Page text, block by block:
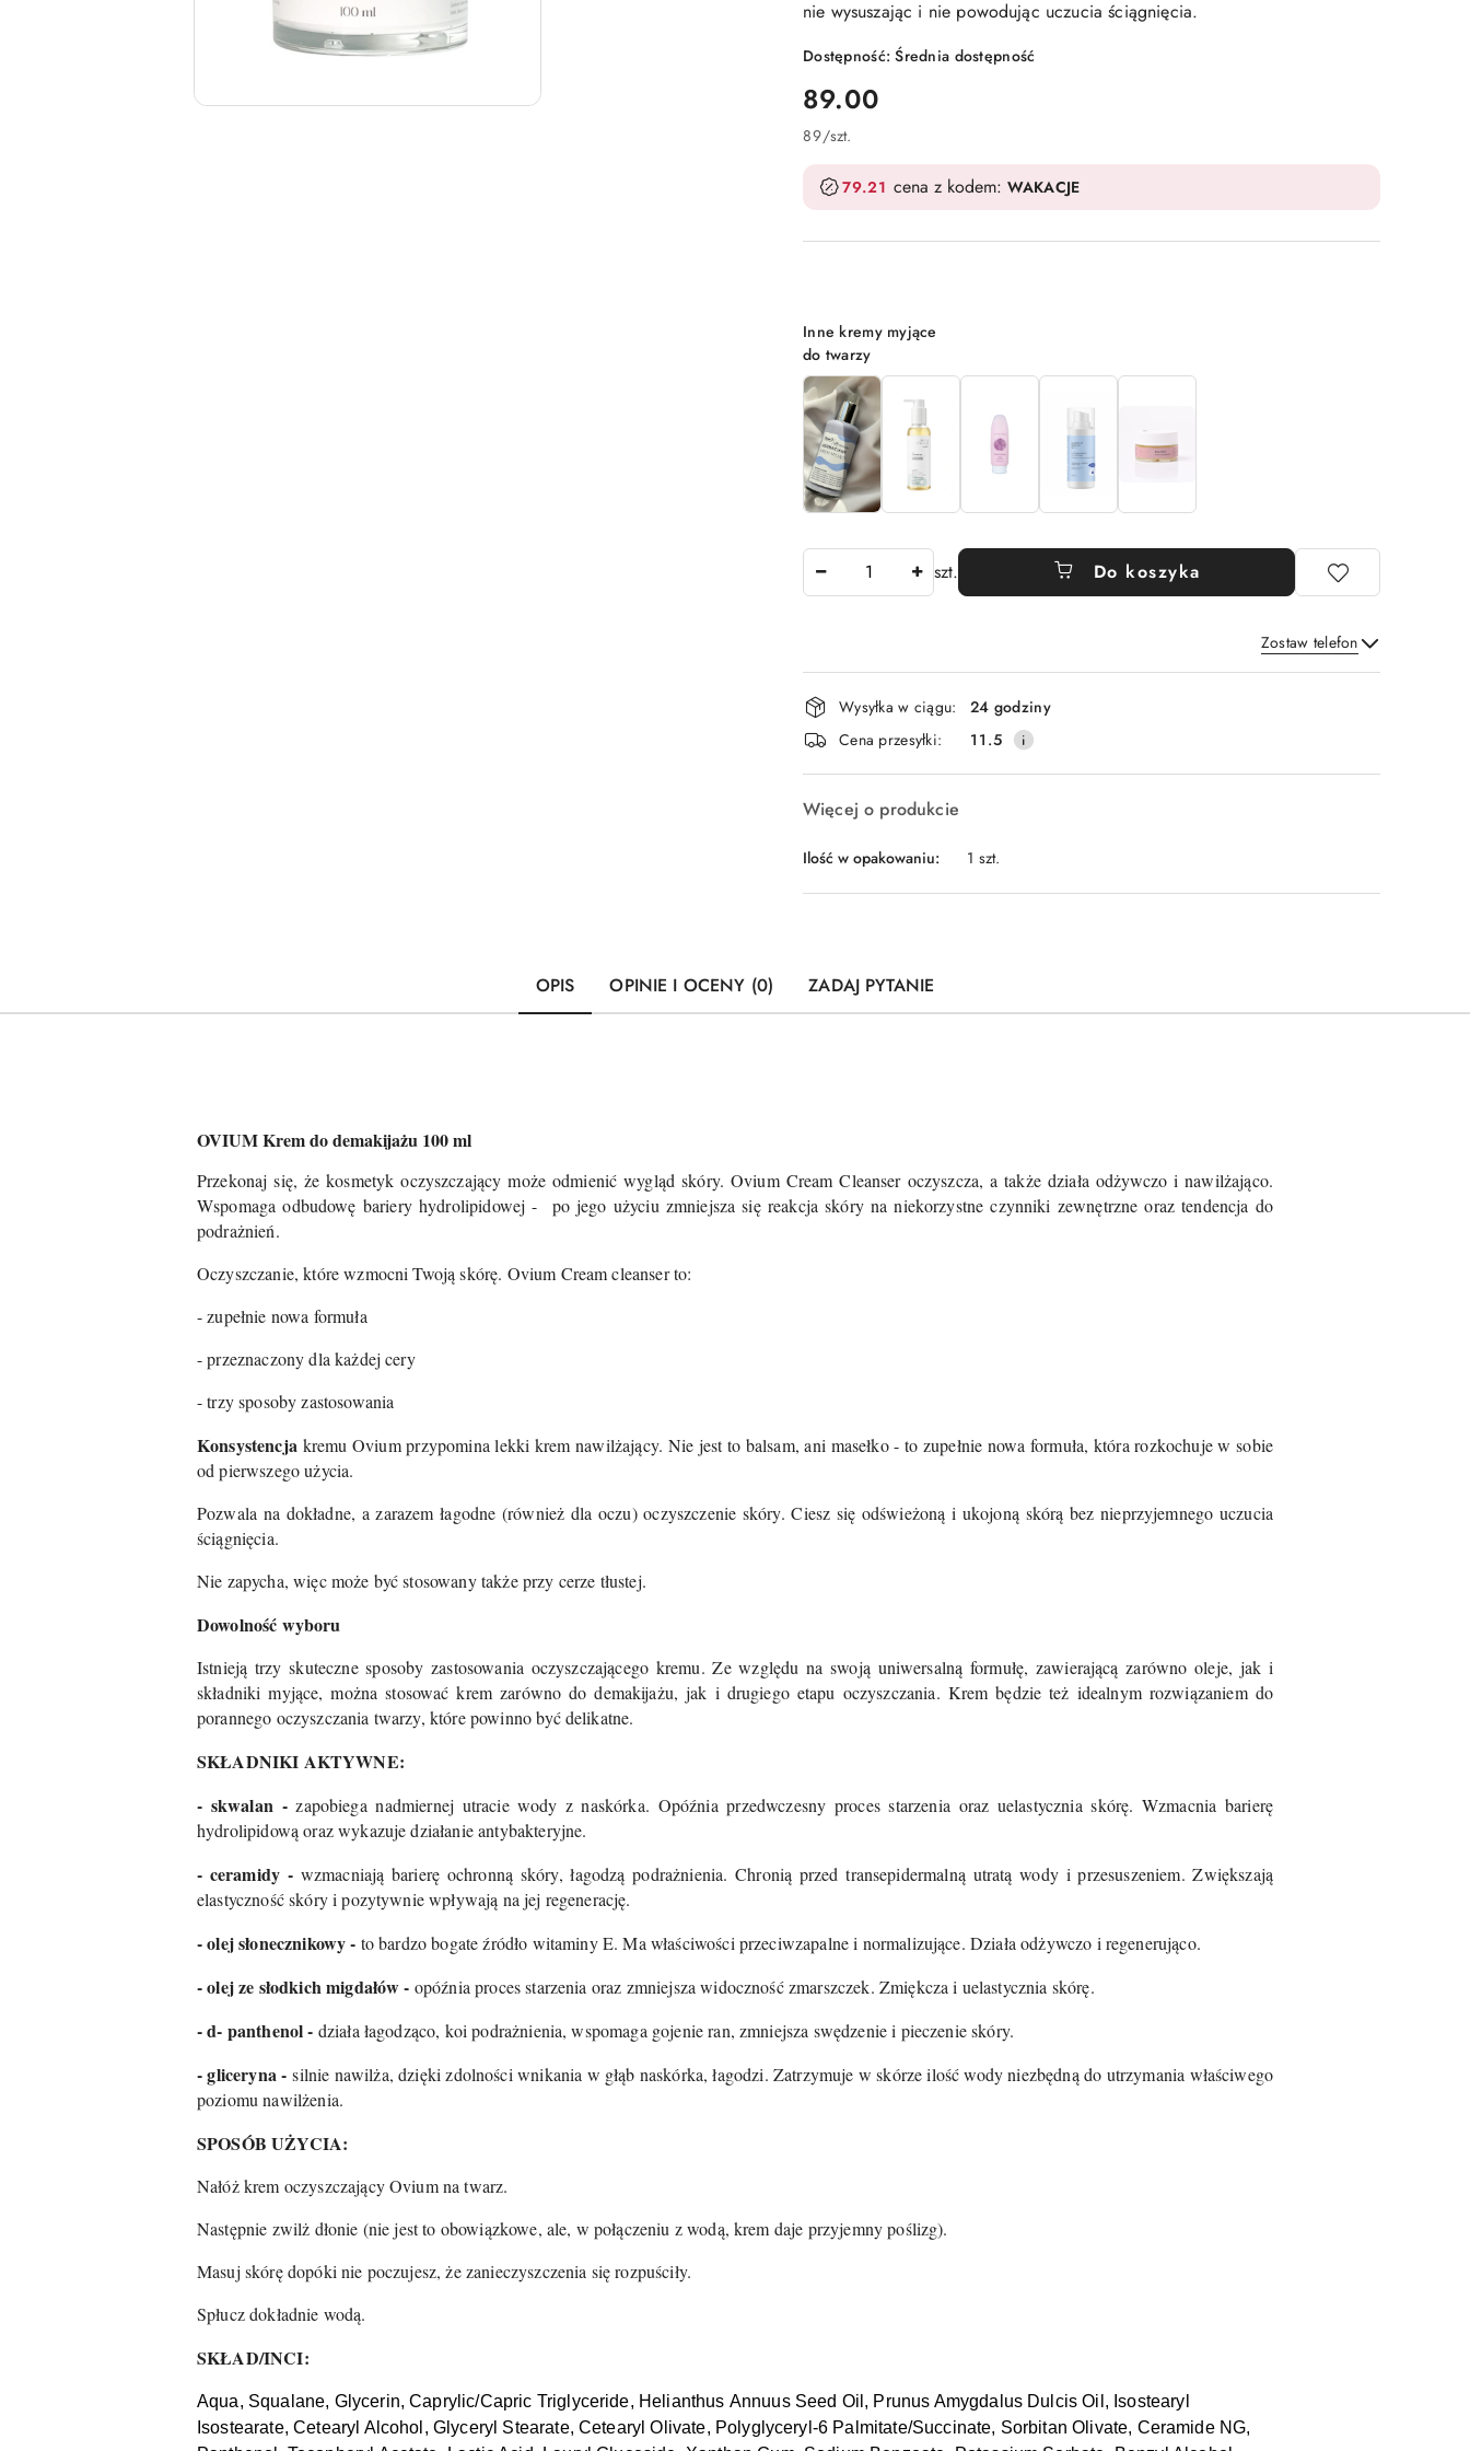
nie wysuszając i nie powodując uczucia ściągnięcia.
Dostępność:Średnia dostępność
cena:
89.00
89/szt.
79.21 cena z kodem: WAKACJE
Wariant
Inne kremy myjące
do twarzy
szt. Do koszyka
Zostaw telefon
Wyślij
Dostępność
i
dostawa
Wysyłka w ciągu:
24 godziny
Cena przesyłki:
11.5
Więcej o produkcie
Ilość w opakowaniu: 1 szt.
OPIS OPINIE I OCENY (0) ZADAJ PYTANIE
OVIUM Krem do demakijażu 100 ml
Przekonaj się, że kosmetyk oczyszczający może odmienić wygląd skóry. Ovium Cream Cleanser oczyszcza, a także działa odżywczo i nawilżająco.
Wspomaga odbudowę bariery hydrolipidowej - po jego użyciu zmniejsza się reakcja skóry na niekorzystne czynniki zewnętrzne oraz tendencja do
podrażnień.
Oczyszczanie, które wzmocni Twoją skórę. Ovium Cream cleanser to:
- zupełnie nowa formuła
- przeznaczony dla każdej cery
- trzy sposoby zastosowania
Konsystencjakremu Ovium przypomina lekki krem nawilżający. Nie jest to balsam, ani masełko - to zupełnie nowa formuła, która rozkochuje w sobie
od pierwszego użycia.
Pozwala na dokładne, a zarazem łagodne (również dla oczu) oczyszczenie skóry. Ciesz się odświeżoną i ukojoną skórą bez nieprzyjemnego uczucia
ściągnięcia.
Nie zapycha, więc może być stosowany także przy cerze tłustej.
Dowolność wyboru
Istnieją trzy skuteczne sposoby zastosowania oczyszczającego kremu. Ze względu na swoją uniwersalną formułę, zawierającą zarówno oleje, jak i
składniki myjące, można stosować krem zarówno do demakijażu, jak i drugiego etapu oczyszczania. Krem będzie też idealnym rozwiązaniem do
porannego oczyszczania twarzy, które powinno być delikatne.
SKŁADNIKI AKTYWNE:
- skwalan -zapobiega nadmiernej utracie wody z naskórka. Opóźnia przedwczesny proces starzenia oraz uelastycznia skórę. Wzmacnia barierę
hydrolipidową oraz wykazuje działanie antybakteryjne.
- ceramidy - wzmacniają barierę ochronną skóry, łagodzą podrażnienia. Chronią przed transepidermalną utratą wody i przesuszeniem. Zwiększają
elastyczność skóry i pozytywnie wpływają na jej regenerację.
- olej słonecznikowy - to bardzo bogate źródło witaminy E. Ma właściwości przeciwzapalne i normalizujące. Działa odżywczo i regenerująco.
- olej ze słodkich migdałów - opóźnia proces starzenia oraz zmniejsza widoczność zmarszczek. Zmiękcza i uelastycznia skórę.
- d- panthenol - działa łagodząco, koi podrażnienia, wspomaga gojenie ran, zmniejsza swędzenie i pieczenie skóry.
- gliceryna - silnie nawilża, dzięki zdolności wnikania w głąb naskórka, łagodzi. Zatrzymuje w skórze ilość wody niezbędną do utrzymania właściwego
poziomu nawilżenia.
SPOSÓB UŻYCIA:
Nałóż krem oczyszczający Ovium na twarz.
Następnie zwilż dłonie (nie jest to obowiązkowe, ale, w połączeniu z wodą, krem daje przyjemny poślizg).
Masuj skórę dopóki nie poczujesz, że zanieczyszczenia się rozpuściły.
Spłucz dokładnie wodą.
SKŁAD/INCI:
Aqua, Squalane, Glycerin, Caprylic/Capric Triglyceride, Helianthus Annuus Seed Oil, Prunus Amygdalus Dulcis Oil, Isostearyl
Isostearate, Cetearyl Alcohol, Glyceryl Stearate, Cetearyl Olivate, Polyglyceryl-6 Palmitate/Succinate, Sorbitan Olivate, Ceramide NG,